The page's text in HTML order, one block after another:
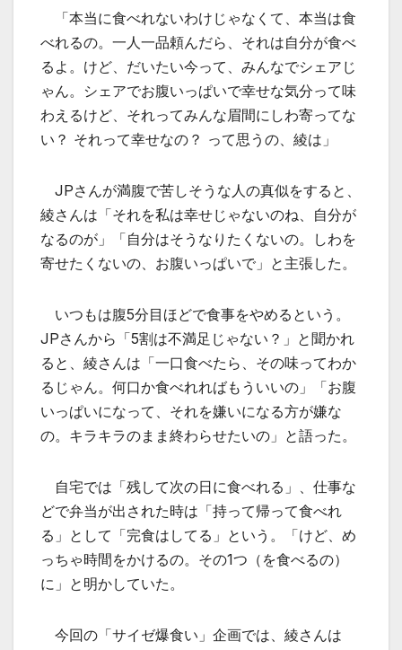
「本当に食べれないわけじゃなくて、本当は食
べれるの。一人一品頼んだら、それは自分が食べ
るよ。けど、だいたい今って、みんなでシェアじ
ゃん。シェアでお腹いっぱいで幸せな気分って味
わえるけど、それってみんな眉間にしわ寄ってな
い？ それって幸せなの？ って思うの、綾は」
JPさんが満腹で苦しそうな人の真似をすると、
綾さんは「それを私は幸せじゃないのね、自分が
なるのが」「自分はそうなりたくないの。しわを
寄せたくないの、お腹いっぱいで」と主張した。
いつもは腹5分目ほどで食事をやめるという。
JPさんから「5割は不満足じゃない？」と聞かれ
ると、綾さんは「一口食べたら、その味ってわか
るじゃん。何口か食べれればもういいの」「お腹
いっぱいになって、それを嫌いになる方が嫌な
の。キラキラのまま終わらせたいの」と語った。
自宅では「残して次の日に食べれる」、仕事な
どで弁当が出された時は「持って帰って食べれ
る」として「完食はしてる」という。「けど、め
っちゃ時間をかけるの。その1つ（を食べるの）
に」と明かしていた。
今回の「サイゼ爆食い」企画では、綾さんは